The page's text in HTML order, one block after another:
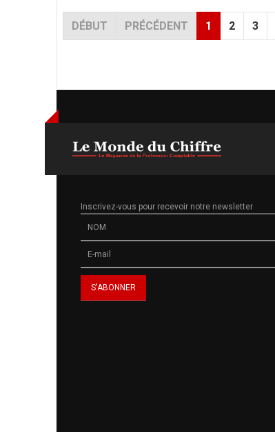
DÉBUT PRÉCÉDENT 1 2 3
Inscrivez-vous pour recevoir notre newsletter